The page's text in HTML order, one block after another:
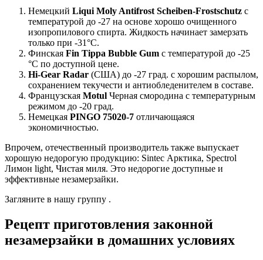
Немецкий Liqui Moly Antifrost Scheiben-Frostschutz с
температурой до -27 на основе хорошо очищенного
изопропилового спирта. Жидкость начинает замерзать
только при -31°С.
Финская Fin Tippa Bubble Gum с температурой до -25
°C по доступной цене.
Hi-Gear Radar (США) до -27 град. с хорошим распылом,
сохранением текучести и антиобледенителем в составе.
Французская Motul Черная смородина с температурным
режимом до -20 град.
Немецкая PINGO 75020-7 отличающаяся
экономичностью.
Впрочем, отечественный производитель также выпускает
хорошую недорогую продукцию: Sintec Арктика, Spectrol
Лимон light, Чистая миля. Это недорогие доступные и
эффективные незамерзайки.
Загляните в нашу группу .
Рецепт приготовления законной
незамерзайки в домашних условиях